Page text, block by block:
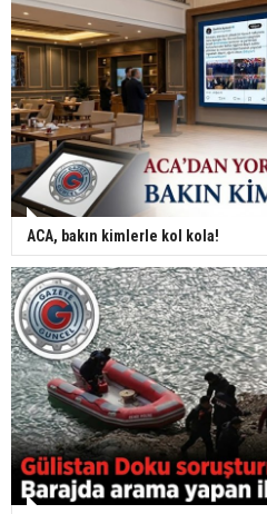
ACA, bakın kimlerle kol kola!